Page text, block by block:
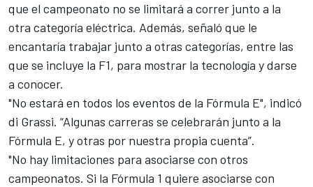
que el campeonato no se limitará a correr junto a la
otra categoría eléctrica. Además, señaló que le
encantaría trabajar junto a otras categorías, entre las
que se incluye la F1, para mostrar la tecnología y darse
a conocer.
"No estará en todos los eventos de la Fórmula E", indicó
di Grassi. “Algunas carreras se celebrarán junto a la
Fórmula E, y otras por nuestra propia cuenta”.
"No hay limitaciones para asociarse con otros
campeonatos. Si la Fórmula 1 quiere asociarse con